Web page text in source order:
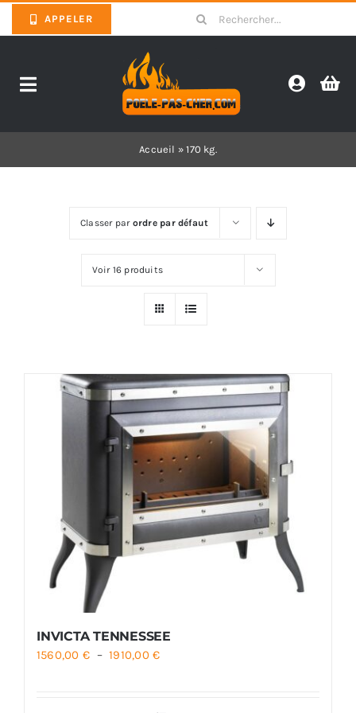
to
APPELER
Search
for:
Toggle
Accueil »170 kg.
Classer par ordre par défaut
Voir 16 produits
INVICTA TENNESSEE
1560,00 € – 1910,00€Plage